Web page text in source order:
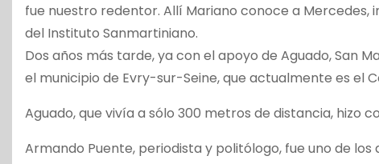
fue nuestro redentor. Allí Mariano conoce a Mercedes,
del Instituto Sanmartiniano.
Dos años más tarde, ya con el apoyo de Aguado, San
el municipio de Evry-sur-Seine, que actualmente es el
Aguado, que vivía a sólo 300 metros de distancia, hizo
Armando Puente, periodista y politólogo, fue uno de